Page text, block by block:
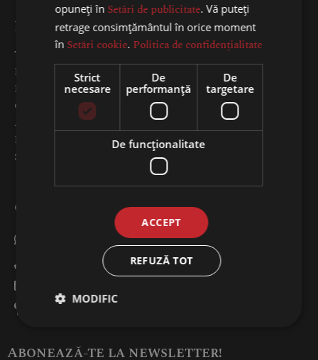
INFORMAȚII
Termeni și condiții
Detalii livrare
Modalități de plată
GDPR
ANPC
Program de fidelitate
Solicitare de retur
CONTACT
(+40)722 676 295
Str. Industriilor 149 A, Chiajna
Abonează-te la newsletter!
opuneți în Setări de publicitate. Vă puteți
retrage consimțământul în orice moment
în Setări cookie. Politica de confidențialitate
Strict
necesare
De
performanță
De
targetare
De funcţionalitate
ACCEPT
REFUZĂ TOT
MODIFIC